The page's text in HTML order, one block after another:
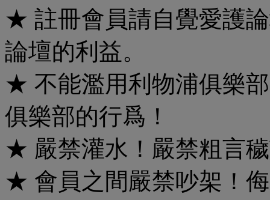
★ 註冊會員請自覺愛護
論壇的利益。
★ 不能濫用利物浦俱樂
俱樂部的行爲！
★ 嚴禁灌水！嚴禁粗言
★ 會員之間嚴禁吵架！